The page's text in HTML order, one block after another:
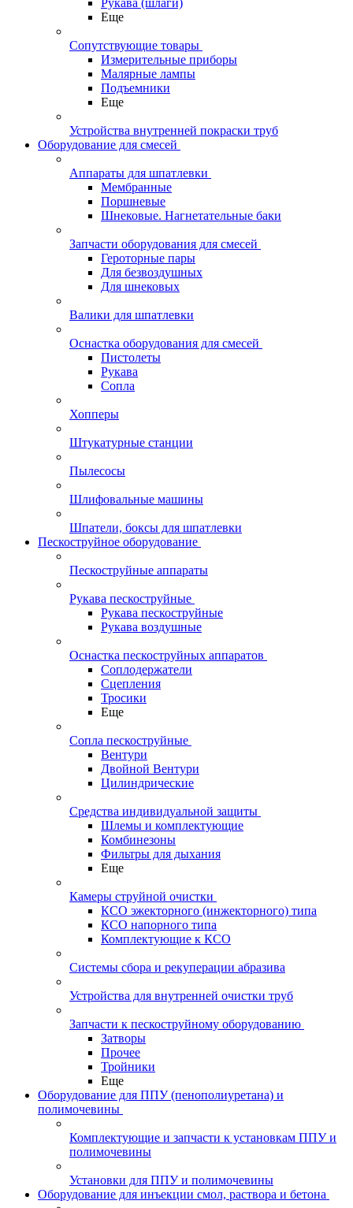
Рукава (шлаги)
Еще
Сопутствующие товары
Измерительные приборы
Малярные лампы
Подъемники
Еще
Устройства внутренней покраски труб
Оборудование для смесей
Аппараты для шпатлевки
Мембранные
Поршневые
Шнековые. Нагнетательные баки
Запчасти оборудования для смесей
Героторные пары
Для безвоздушных
Для шнековых
Валики для шпатлевки
Оснастка оборудования для смесей
Пистолеты
Рукава
Сопла
Хопперы
Штукатурные станции
Пылесосы
Шлифовальные машины
Шпатели, боксы для шпатлевки
Пескоструйное оборудование
Пескоструйные аппараты
Рукава пескоструйные
Рукава пескоструйные
Рукава воздушные
Оснастка пескоструйных аппаратов
Соплодержатели
Сцепления
Тросики
Еще
Сопла пескоструйные
Вентури
Двойной Вентури
Цилиндрические
Средства индивидуальной защиты
Шлемы и комплектующие
Комбинезоны
Фильтры для дыхания
Еще
Камеры струйной очистки
КСО эжекторного (инжекторного) типа
КСО напорного типа
Комплектующие к КСО
Системы сбора и рекуперации абразива
Устройства для внутренней очистки труб
Запчасти к пескоструйному оборудованию
Затворы
Прочее
Тройники
Еще
Оборудование для ППУ (пенополиуретана) и
полимочевины
Комплектующие и запчасти к установкам ППУ и
полимочевины
Установки для ППУ и полимочевины
Оборудование для инъекции смол, раствора и бетона